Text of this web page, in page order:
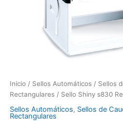
Inicio / Sellos Automáticos / Sellos
Rectangulares / Sello Shiny s830
Sellos Automáticos, Sellos de
Rectangulares